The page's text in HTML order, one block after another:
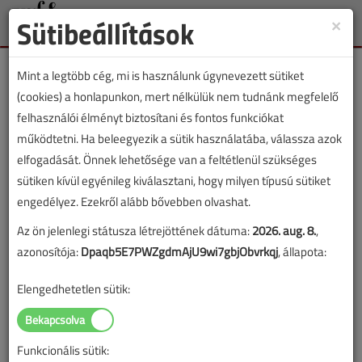
Toggle
Lapszám:
TARTALOM
Szakmatörténet Visszatekintő
A VGF 25 éve
2025/4. lapszám
×
Sütibeállítások
Mint a legtöbb cég, mi is használunk úgynevezett sütiket
(cookies) a honlapunkon, mert nélkülük nem tudnánk megfelelő
felhasználói élményt biztosítani és fontos funkciókat
működtetni. Ha beleegyezik a sütik használatába, válassza azok
elfogadását. Önnek lehetősége van a feltétlenül szükséges
sütiken kívül egyénileg kiválasztani, hogy milyen típusú sütiket
engedélyez. Ezekről alább bővebben olvashat.
Az ön jelenlegi státusza létrejöttének dátuma:2026. aug. 8.,
azonosítója:Dpaqb5E7PWZgdmAjU9wi7gbjObvrkqj, állapota:
Elengedhetetlen sütik:
Funkcionális sütik: